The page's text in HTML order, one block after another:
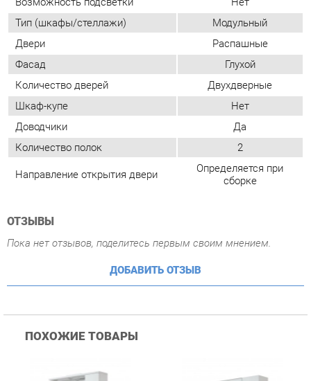
Доводчики
Да
Количество полок
2
Направление открытия двери
Определяется при
сборке
ОТЗЫВЫ
Пока нет отзывов, поделитесь первым своим мнением.
ДОБАВИТЬ ОТЗЫВ
ПОХОЖИЕ ТОВАРЫ